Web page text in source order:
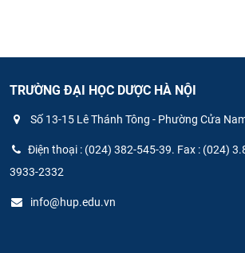
TRƯỜNG ĐẠI HỌC DƯỢC HÀ NỘI
Số 13-15 Lê Thánh Tông - Phường Cửa
Điện thoại : (024) 382-545-39. Fax : (024)
3933-2332
info@hup.edu.vn